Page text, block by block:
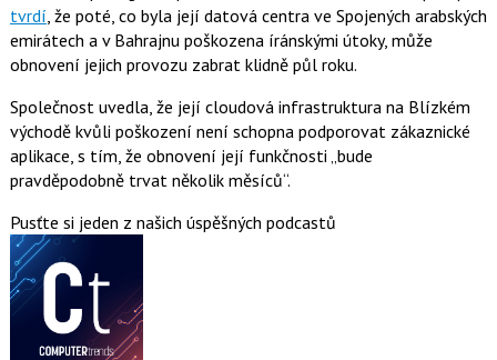
tvrdí, že poté, co byla její datová centra ve Spojených arabských
emirátech a v Bahrajnu poškozena íránskými útoky, může
obnovení jejich provozu zabrat klidně půl roku.
Společnost uvedla, že její cloudová infrastruktura na Blízkém
východě kvůli poškození není schopna podporovat zákaznické
aplikace, s tím, že obnovení její funkčnosti „bude
pravděpodobně trvat několik měsíců“.
Pusťte si jeden z našich úspěšných podcastů